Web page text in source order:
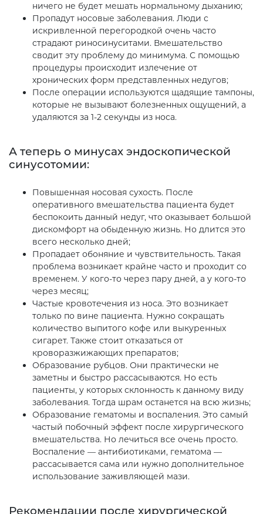
ничего не будет мешать нормальному дыханию;
Пропадут носовые заболевания. Люди с
искривленной перегородкой очень часто
страдают риносинуситами. Вмешательство
сводит эту проблему до минимума. С помощью
процедуры происходит излечение от
хронических форм представленных недугов;
После операции используются щадящие тампоны,
которые не вызывают болезненных ощущений, а
удаляются за 1-2 секунды из носа.
А теперь о минусах эндоскопической
синусотомии:
Повышенная носовая сухость. После
оперативного вмешательства пациента будет
беспокоить данный недуг, что оказывает большой
дискомфорт на обыденную жизнь. Но длится это
всего несколько дней;
Пропадает обоняние и чувствительность. Такая
проблема возникает крайне часто и проходит со
временем. У кого-то через пару дней, а у кого-то
через месяц;
Частые кровотечения из носа. Это возникает
только по вине пациента. Нужно сокращать
количество выпитого кофе или выкуренных
сигарет. Также стоит отказаться от
кроворазжижающих препаратов;
Образование рубцов. Они практически не
заметны и быстро рассасываются. Но есть
пациенты, у которых склонность к данному виду
заболевания. Тогда шрам останется на всю жизнь;
Образование гематомы и воспаления. Это самый
частый побочный эффект после хирургического
вмешательства. Но лечиться все очень просто.
Воспаление — антибиотиками, гематома —
рассасывается сама или нужно дополнительное
использование заживляющей мази.
Рекомендации после хирургической